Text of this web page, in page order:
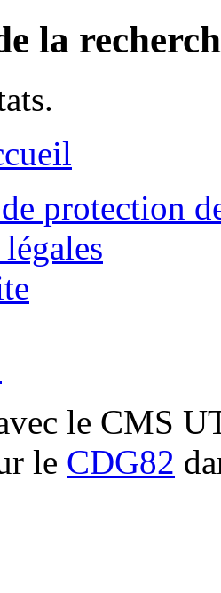
la
protection
le CMS
le CDG82